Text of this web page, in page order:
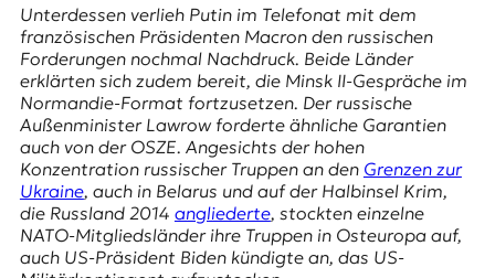
D
E
K
O
D
E
Unterdessen verlieh Putin im Telefonat mit dem
französischen Präsidenten Macron den russischen
Forderungen nochmal Nachdruck. Beide Länder
erklärten sich zudem bereit, die Minsk II-Gespräche im
Normandie-Format fortzusetzen. Der russische
Außenminister Lawrow forderte ähnliche Garantien
auch von der OSZE. Angesichts der hohen
Konzentration russischer Truppen an den Grenzen zur
Ukraine, auch in Belarus und auf der Halbinsel Krim,
die Russland 2014 angliederte, stockten einzelne
NATO-Mitgliedsländer ihre Truppen in Osteuropa auf,
auch US-Präsident Biden kündigte an, das US-